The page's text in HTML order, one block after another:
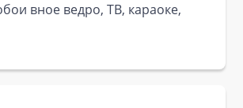
вное ведро, ТВ, караоке,